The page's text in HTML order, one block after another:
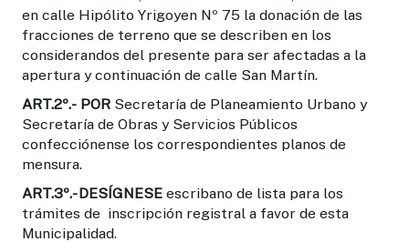
en calle Hipólito Yrigoyen Nº 75 la donación de las
fracciones de terreno que se describen en los
considerandos del presente para ser afectadas a la
apertura y continuación de calle San Martín.
ART.2º.- POR Secretaría de Planeamiento Urbano y
Secretaría de Obras y Servicios Públicos
confecciónense los correspondientes planos de
mensura.
ART.3º.-DESÍGNESE escribano de lista para los
trámites de inscripción registral a favor de esta
Municipalidad.